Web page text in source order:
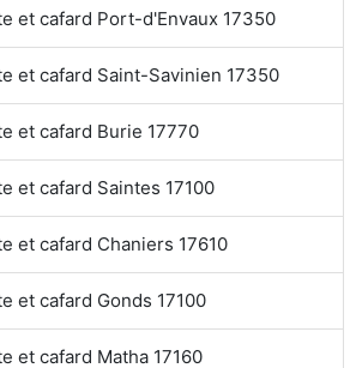
et cafard Port-d'Envaux 17350
et cafard Saint-Savinien 17350
et cafard Burie 17770
et cafard Saintes 17100
et cafard Chaniers 17610
et cafard Gonds 17100
et cafard Matha 17160